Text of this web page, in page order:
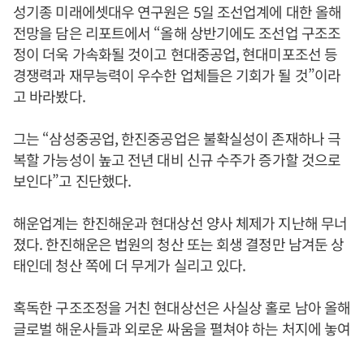
성기종 미래에셋대우 연구원은 5일 조선업계에 대한 올해
전망을 담은 리포트에서 “올해 상반기에도 조선업 구조조
정이 더욱 가속화될 것이고 현대중공업, 현대미포조선 등
경쟁력과 재무능력이 우수한 업체들은 기회가 될 것”이라
고 바라봤다.
그는 “삼성중공업, 한진중공업은 불확실성이 존재하나 극
복할 가능성이 높고 전년 대비 신규 수주가 증가할 것으로
보인다”고 진단했다.
해운업계는 한진해운과 현대상선 양사 체제가 지난해 무너
졌다. 한진해운은 법원의 청산 또는 회생 결정만 남겨둔 상
태인데 청산 쪽에 더 무게가 실리고 있다.
혹독한 구조조정을 거친 현대상선은 사실상 홀로 남아 올해
글로벌 해운사들과 외로운 싸움을 펼쳐야 하는 처지에 놓여